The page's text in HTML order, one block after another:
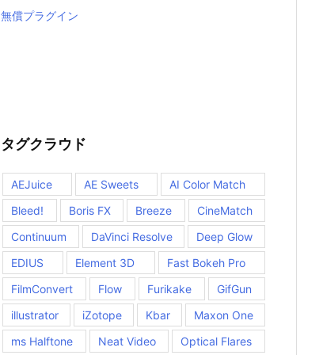
無償プラグイン
タグクラウド
AEJuice AE Sweets
AI Color Match
Bleed!
Boris FX Breeze
CineMatch
Continuum
DaVinci Resolve
Deep Glow
EDIUS
Element 3D
Fast Bokeh Pro
FilmConvert
Flow Furikake
GifGun
illustrator
iZotope Kbar
Maxon One
ms Halftone
Neat Video Optical Flares